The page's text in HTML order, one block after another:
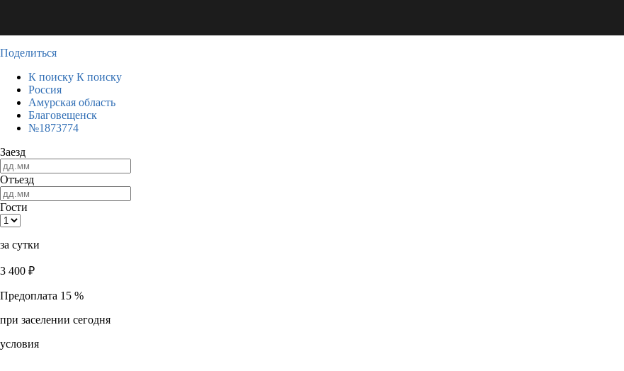
Поделиться
К поиску К поиску
Россия
Амурская область
Благовещенск
№1873774
Заезд
Отъезд
Гости
за сутки
3 400 ₽
Предоплата 15 %
при заселении сегодня
условия